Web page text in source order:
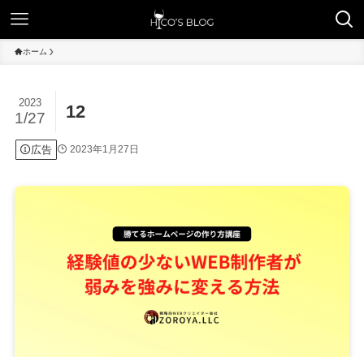
ホーム
12
2023
1/27
広告 2023年1月27日